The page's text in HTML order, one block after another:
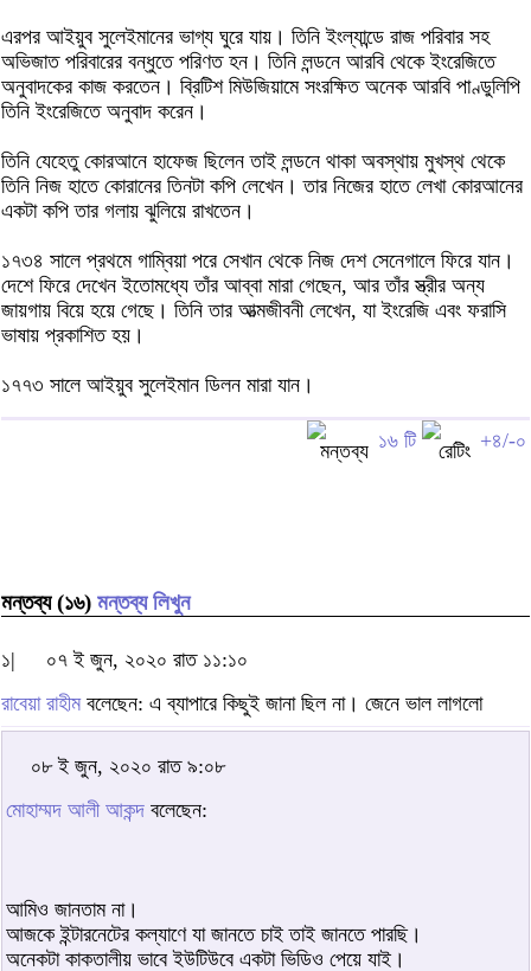
এরপর আইয়ুব সুলেইমানের ভাগ্য ঘুরে যায়। তিনি ইংল্যান্ডে রাজ পরিবার সহ
অভিজাত পরিবারের বন্ধুতে পরিণত হন। তিনি লন্ডনে আরবি থেকে ইংরেজিতে
অনুবাদকের কাজ করতেন। ব্রিটিশ মিউজিয়ামে সংরক্ষিত অনেক আরবি পাণ্ডুলিপি
তিনি ইংরেজিতে অনুবাদ করেন।
তিনি যেহেতু কোরআনে হাফেজ ছিলেন তাই লন্ডনে থাকা অবস্থায় মুখস্থ থেকে
তিনি নিজ হাতে কোরানের তিনটা কপি লেখেন। তার নিজের হাতে লেখা কোরআনের
একটা কপি তার গলায় ঝুলিয়ে রাখতেন।
১৭৩৪ সালে প্রথমে গাম্বিয়া পরে সেখান থেকে নিজ দেশ সেনেগালে ফিরে যান।
দেশে ফিরে দেখেন ইতোমধ্যে তাঁর আব্বা মারা গেছেন, আর তাঁর স্ত্রীর অন্য
জায়গায় বিয়ে হয়ে গেছে। তিনি তার আত্মজীবনী লেখেন, যা ইংরেজি এবং ফরাসি
ভাষায় প্রকাশিত হয়।
১৭৭৩ সালে আইয়ুব সুলেইমান ডিলন মারা যান।
১৬ টি +৪/-০
মন্তব্য (১৬) মন্তব্য লিখুন
১|
০৭ ই জুন, ২০২০ রাত ১১:১০
রাবেয়া রাহীমবলেছেন: এ ব্যাপারে কিছুই জানা ছিল না। জেনে ভাল লাগলো
০৮ ই জুন, ২০২০ রাত ৯:০৮
মোহাম্মদ আলী আকন্দ বলেছেন:
আমিও জানতাম না।
আজকে ইন্টারনেটের কল্যাণে যা জানতে চাই তাই জানতে পারছি।
অনেকটা কাকতালীয় ভাবে ইউটিউবে একটা ভিডিও পেয়ে যাই।